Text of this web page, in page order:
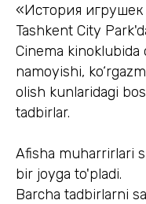
«История
Tashkent City
Cinema
namoyishi,
olish kunlaridagi
tadbirlar.
Afisha muharrirlari
bir joyga to'pladi.
Barcha tadbirlarni